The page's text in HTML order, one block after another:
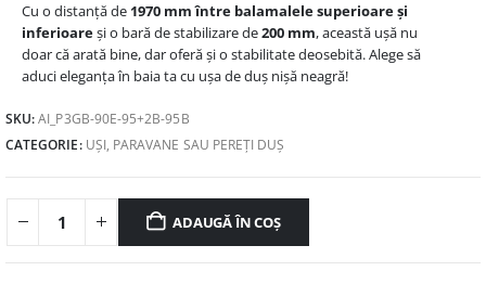
Cu o distanță de 1970 mm între balamalele superioare și
inferioareși o bară de stabilizare de200 mm, această ușă nu
doar că arată bine, dar oferă și o stabilitate deosebită. Alege să
aduci eleganța în baia ta cu ușa de duș nișă neagră!
SKU:AI_P3GB-90E-95+2B-95B
CATEGORIE: UȘI, PARAVANE SAU PEREȚI DUȘ
ADAUGĂ ÎN COȘ